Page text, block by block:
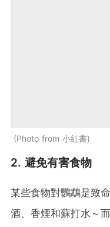
Photo from 小紅書
2. 避免有害食物
某些食物對鸚鵡是致
酒、香煙和蘇打水～